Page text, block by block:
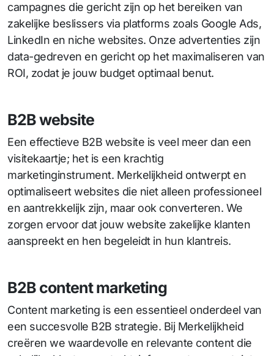
campagnes die gericht zijn op het bereiken van
zakelijke beslissers via platforms zoals Google Ads,
LinkedIn en niche websites. Onze advertenties zijn
data-gedreven en gericht op het maximaliseren van
ROI, zodat je jouw budget optimaal benut.
B2B website
Een effectieve B2B website is veel meer dan een
visitekaartje; het is een krachtig
marketinginstrument. Merkelijkheid ontwerpt en
optimaliseert websites die niet alleen professioneel
en aantrekkelijk zijn, maar ook converteren. We
zorgen ervoor dat jouw website zakelijke klanten
aanspreekt en hen begeleidt in hun klantreis.
B2B content marketing
Content marketing is een essentieel onderdeel van
een succesvolle B2B strategie. Bij Merkelijkheid
creëren we waardevolle en relevante content die